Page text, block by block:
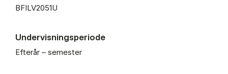
BFILV2051U
Undervisningsperiode
Efterår – semester